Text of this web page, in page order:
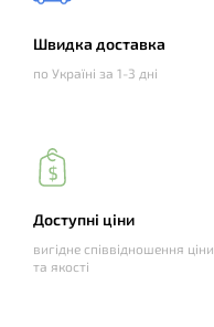
Швидка доставка
по Україні за 1-3 дні
Доступні ціни
вигідне співвідношення ціни
та якості